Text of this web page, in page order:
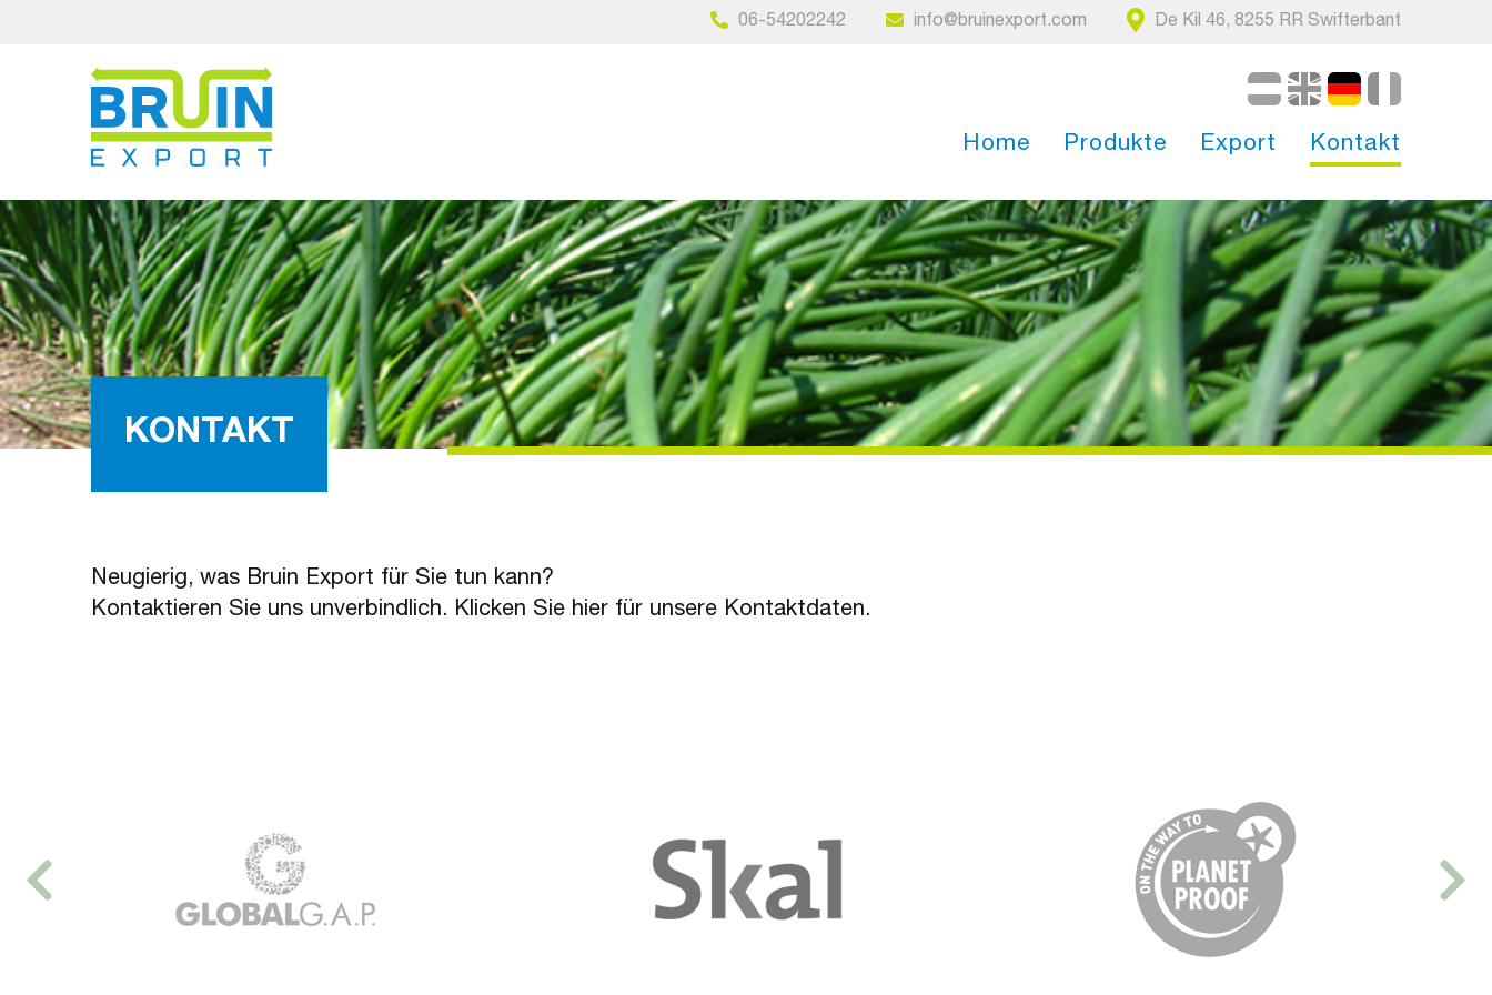
06-54202242 info@bruinexport.com De Kil 46, 8255 RR Swifterbant
Nederlands
Home Produkte Export Kontakt
KONTAKT
Neugierig, was Bruin Export für Sie tun kann?
Kontaktieren Sie uns unverbindlich. Klicken Sie hier für unsere Kontaktdaten.